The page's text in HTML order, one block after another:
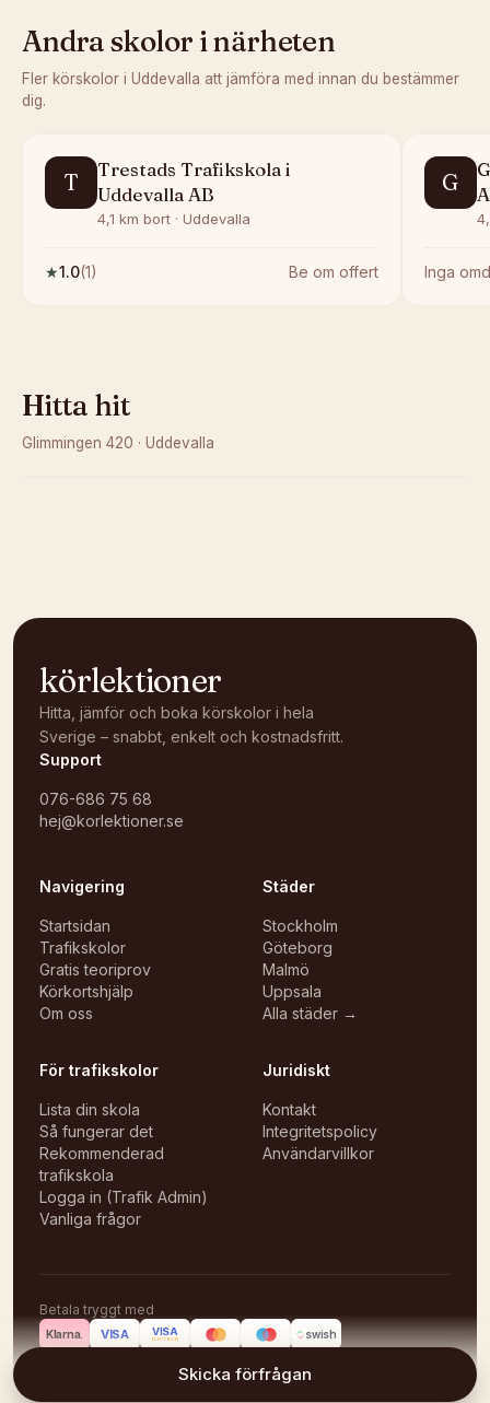
Skicka förfrågan
Andra skolor i närheten
Fler körskolor i Uddevalla att jämföra med innan du bestämmer
dig.
T
Trestads Trafikskola i
Uddevalla AB
4,1 km bort · Uddevalla
★1.0(1) Be om offert
G
Inga
Hitta hit
Glimmingen 420 · Uddevalla
körlektioner
Hitta, jämför och boka körskolor i hela
Sverige – snabbt, enkelt och kostnadsfritt.
Support
076-686 75 68
hej@korlektioner.se
Navigering
Startsidan
Trafikskolor
Gratis teoriprov
Körkortshjälp
Om oss
Städer
Stockholm
Göteborg
Malmö
Uppsala
Alla städer →
För trafikskolor
Lista din skola
Så fungerar det
Rekommenderad
trafikskola
Logga in (Trafik Admin)
Vanliga frågor
Juridiskt
Kontakt
Integritetspolicy
Användarvillkor
Betala tryggt med
Klarna. VISA VISA
ELECTRON swish